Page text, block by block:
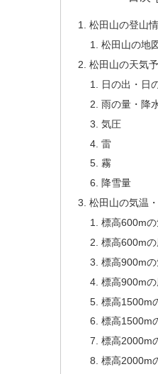
松田山の登山
松田山の地
松田山の天気
日の出・日
雨の量・降
気圧
雷
霧
降雪量
松田山の気温
標高600mの
標高600m
標高900mの
標高900m
標高1500m
標高1500m
標高2000m
標高2000m